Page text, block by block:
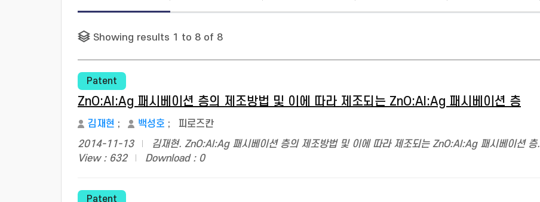
Showing results 1 to 8 of 8
Patent
ZnO:Al:Ag 패시베이션 층의 제조방법 및 이에 따라 제조되는 ZnO:Al:Ag 패시베이션 층
김재현 ; 백성호 ;
피로즈칸
2014-11-13
김재현. ZnO:Al:Ag 패시베이션 층의 제조방법 및 이에 따라 제조되는 ZnO:Al:Ag 패시베이션 층.
View : 632
Download : 0
Patent